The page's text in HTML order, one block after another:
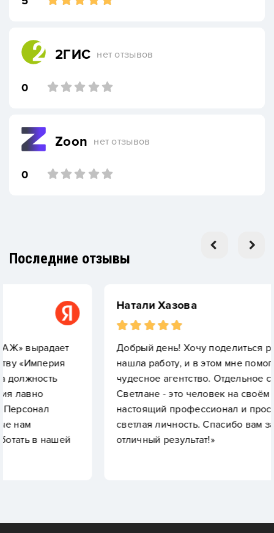
2ГИС нет отзывов
0
Zoon нет отзывов
0
Последние отзывы
Натали Хазова
Добрый день! Хочу поделиться радостью: я
нашла работу, и в этом мне помогло это
чудесное агентство. Отдельное спасибо
Светлане - это человек на своём месте,
настоящий профессионал и просто очень
светлая личность. Спасибо вам за поддержку
отличный результат!»